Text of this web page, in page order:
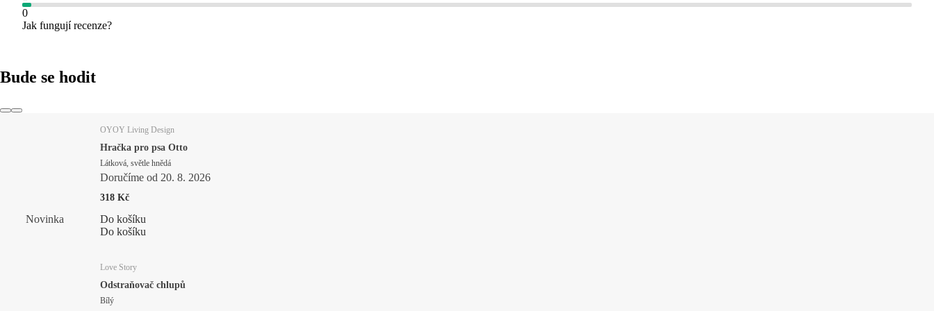
0
Jak fungují recenze?
Bude se hodit
Novinka
OYOY Living Design
Hračka pro psa Otto
Látková, světle hnědá
Doručíme od 20. 8. 2026
318 Kč
Do košíku
Do košíku
Love Story
Odstraňovač chlupů
Bílý